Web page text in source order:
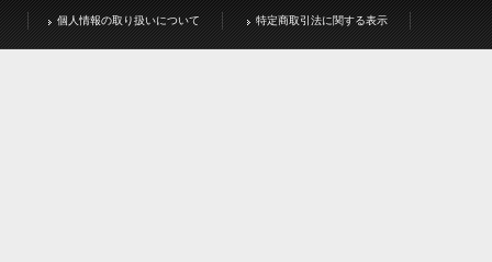
個人情報の取り扱いについて 特定商取引法に関する表示